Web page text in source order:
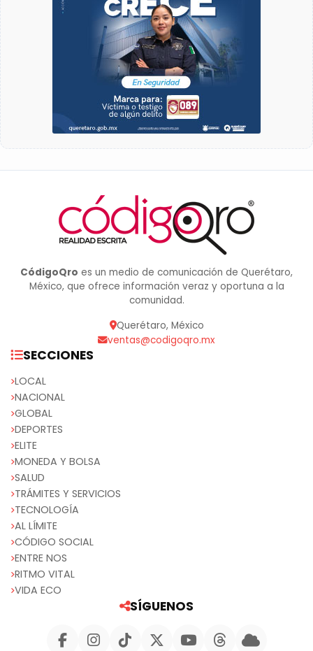
CódigoQro es un medio de comunicación de Querétaro,
México, que ofrece información veraz y oportuna a la
comunidad.
Querétaro, México
ventas@codigoqro.mx
SECCIONES
LOCAL
NACIONAL
GLOBAL
DEPORTES
ELITE
MONEDA Y BOLSA
SALUD
TRÁMITES Y SERVICIOS
TECNOLOGÍA
AL LÍMITE
CÓDIGO SOCIAL
ENTRE NOS
RITMO VITAL
VIDA ECO
SÍGUENOS